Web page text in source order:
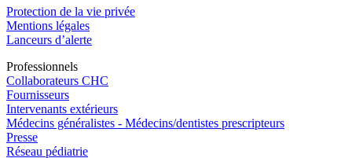
Protection de la vie privée
Mentions légales
Lanceurs d’alerte
Professionnels
Collaborateurs CHC
Fournisseurs
Intervenants extérieurs
Médecins généralistes - Médecins/dentistes prescripteurs
Presse
Réseau pédiatrie